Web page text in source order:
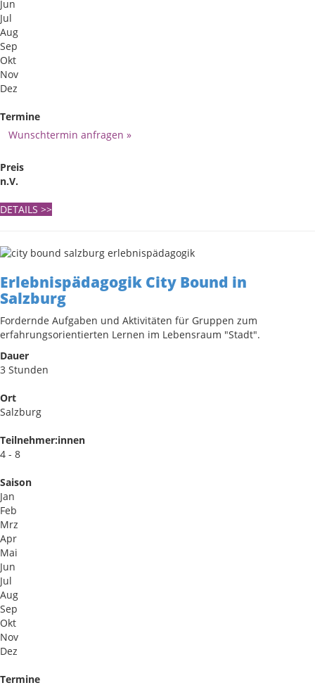
Jun
Jul
Aug
Sep
Okt
Nov
Dez
Termine
Wunschtermin anfragen »
Preis
n.V.
DETAILS >>
Erlebnispädagogik City Bound in
Salzburg
Fordernde Aufgaben und Aktivitäten für Gruppen zum
erfahrungsorientierten Lernen im Lebensraum "Stadt".
Dauer
3 Stunden
Ort
Salzburg
Teilnehmer:innen
4 - 8
Saison
Jan
Feb
Mrz
Apr
Mai
Jun
Jul
Aug
Sep
Okt
Nov
Dez
Termine